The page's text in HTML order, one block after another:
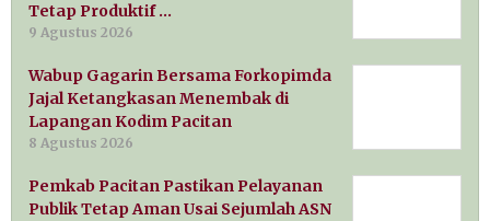
Tetap Produktif …
9 Agustus 2026
Wabup Gagarin Bersama Forkopimda
Jajal Ketangkasan Menembak di
Lapangan Kodim Pacitan
8 Agustus 2026
Pemkab Pacitan Pastikan Pelayanan
Publik Tetap Aman Usai Sejumlah ASN